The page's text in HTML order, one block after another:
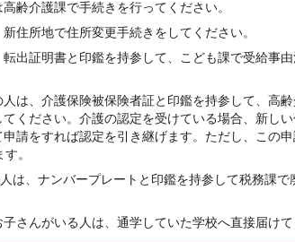
齢介護課で手続きを行ってください。
住所地で住所変更手続きをしてください。
出証明書と印鑑を持参して、こども課で受給事
は、介護保険被保険者証と印鑑を持参して、高
ください。介護の認定を受けている場合、新し
請をすれば認定を引き継げます。ただし、この
。
は、ナンバープレートと印鑑を持参して税務課で
さんがいる人は、通学していた学校へ直接届けて